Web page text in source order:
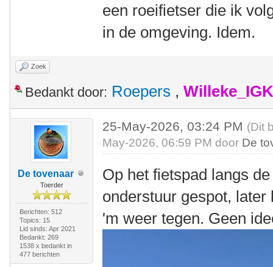
een roeifietser die ik
in de omgeving. Idem.
Zoek
Bedankt door: Roepers ,
De tovenaar
Toerder
Berichten: 512
Topics: 15
Lid sinds: Apr 2021
Bedankt: 269
1538 x bedankt in
477 berichten
25-May-2026, 03:24 PM (Dit
May-2026, 06:59 PM door De
Op het fietspad langs
onderstuur gespot,
'm weer tegen. Geen